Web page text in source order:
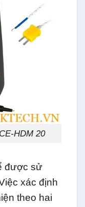
HDM 20
được sử
xác định
theo hai